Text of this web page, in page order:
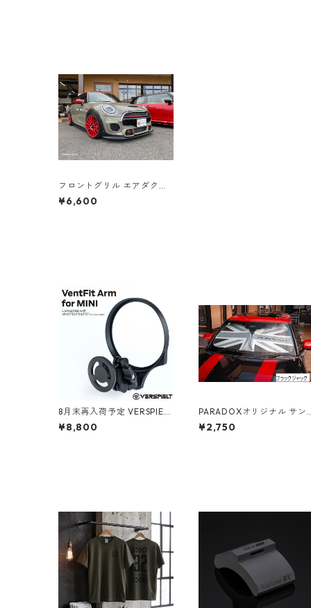
フロントグリル エアダクト
バーカバー（JCW）
¥6,600
8月末再入荷予定 VERSPIELT
VentFit Arm for MINI【F5
5/F56/F57】待望のスマート
¥8,800
PARADOXオリジナル サン
シェード ブラックジャッ
ク・ナイトジャック・マル
¥2,750